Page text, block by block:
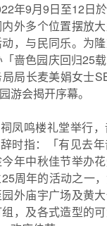
年9月9日至12日
外多个位置摆放
，与民同乐。为
啬色园庆回归25
局长麦美娟女士
游会揭开序幕。
凤鸣楼礼堂举行
时指：「有见去
年中秋佳节举办
周年的活动之一
外庙宇广场及黄
，及各式造型的